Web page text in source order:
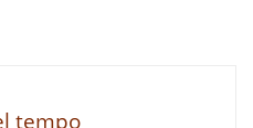
tempo